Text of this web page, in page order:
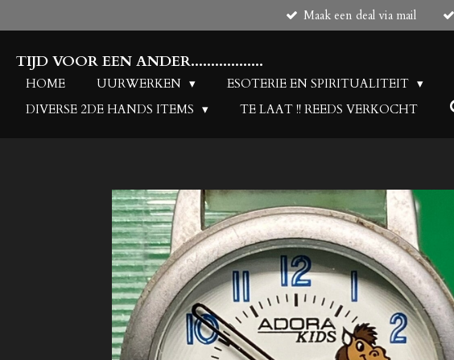
direct
de
hoofdinhoud
Maak een deal via mail
TIJD VOOR EEN ANDER..................
HOME UURWERKEN ESOTERIE EN SPIRITUALITEIT
DIVERSE 2DE HANDS ITEMS
TE LAAT !! REEDS VERKOCHT